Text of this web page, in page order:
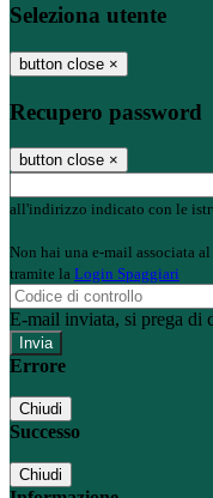
Seleziona utente
button close ×
Recupero password
button close ×
all'indirizzo indicato con le
Non hai una e-mail associata
tramite la Login Spaggiari
E-mail inviata, si prega di
Errore
Chiudi
Successo
Chiudi